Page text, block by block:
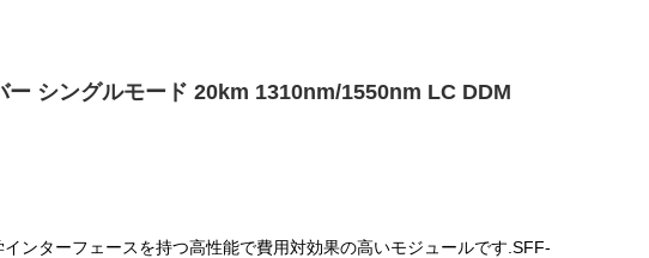
シングルモード 20km 1310nm/1550nm LC DDM
ンターフェースを持つ高性能で費用対効果の高いモジュールです.SFF-